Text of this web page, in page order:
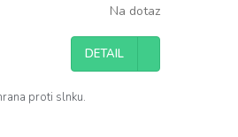
Na dotaz
DETAIL
proti slnku.